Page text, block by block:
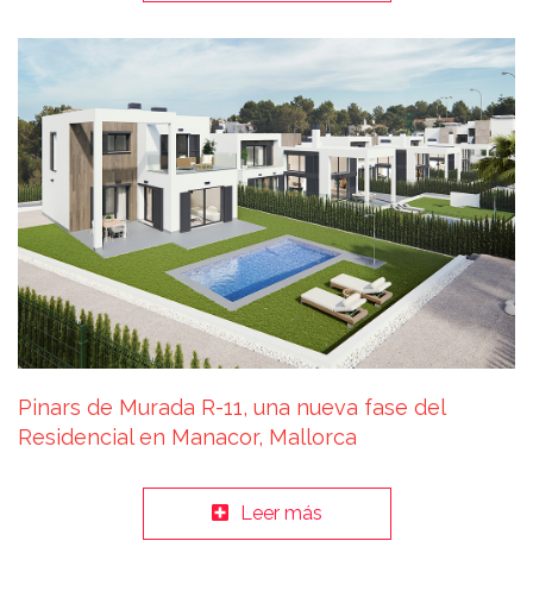
Pinars de Murada R-11, una nueva fase del
Residencial en Manacor, Mallorca
Leer más